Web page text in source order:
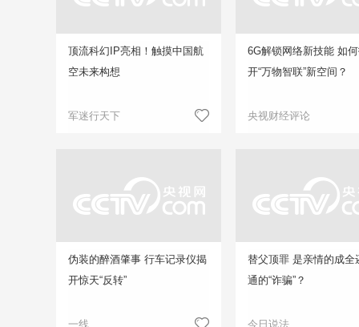
顶流科幻IP亮相！触摸中国航
空未来构想
军迷行天下
6G解锁网络新技能 如
开“万物智联”新空间？
央视财经评论
伪装的醉酒肇事 行车记录仪揭
开惊天“反转”
一线
替父顶罪 是亲情的成全
通的“诈骗”？
今日说法